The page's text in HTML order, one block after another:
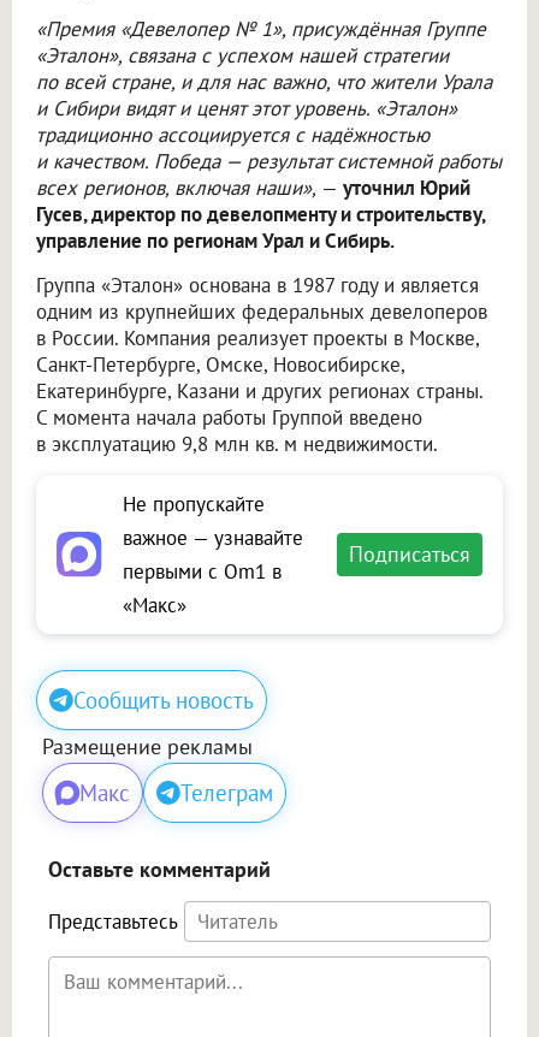
«Премия «Девелопер № 1», присуждённая Группе
«Эталон», связана с успехом нашей стратегии
по всей стране, и для нас важно, что жители Урала
и Сибири видят и ценят этот уровень. «Эталон»
традиционно ассоциируется с надёжностью
и качеством. Победа — результат системной работы
всех регионов, включая наши», — уточнил Юрий
Гусев, директор по девелопменту и строительству,
управление по регионам Урал и Сибирь.
Группа «Эталон» основана в 1987 году и является
одним из крупнейших федеральных девелоперов
в России. Компания реализует проекты в Москве,
Санкт-Петербурге, Омске, Новосибирске,
Екатеринбурге, Казани и других регионах страны.
С момента начала работы Группой введено
в эксплуатацию 9,8 млн кв. м недвижимости.
Не пропускайте
важное — узнавайте
первыми с Om1 в
«Макс»
Подписаться
Сообщить новость
Размещение рекламы
Макс Телеграм
Оставьте комментарий
Представьтесь